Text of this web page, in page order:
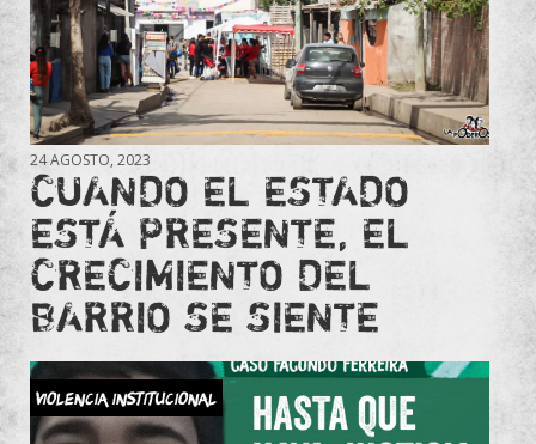
24 AGOSTO, 2023
CUANDO EL ESTADO
ESTÁ PRESENTE, EL
CRECIMIENTO DEL
BARRIO SE SIENTE
violencia institucional